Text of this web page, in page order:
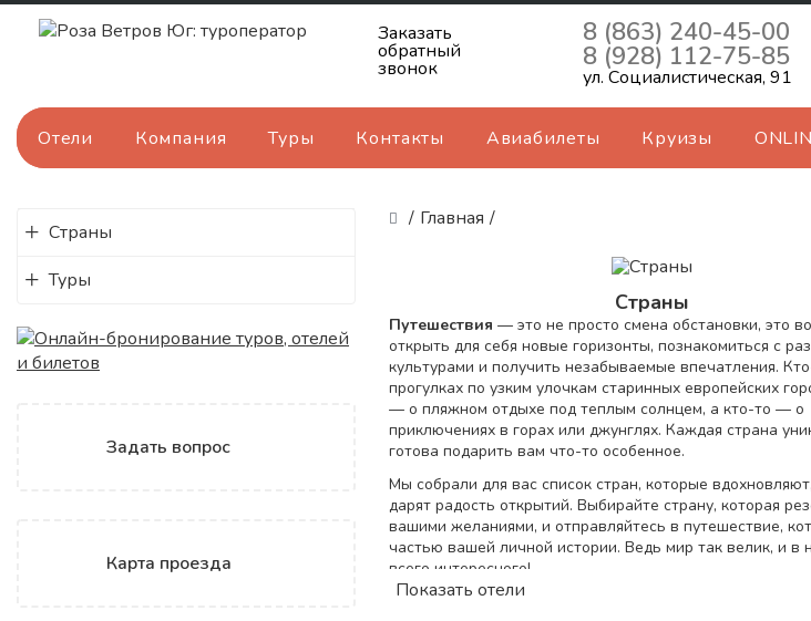
Заказать
обратный
звонок
8 (863) 240-45-00
8 (928) 112-75-85
ул. Социалистическая, 91
Отели Компания Туры Контакты Авиабилеты Круизы
/ Главная /
Страны
Туры
Задать вопрос
Карта проезда
Страны
Путешествия — это не просто смена обстановки, это
открыть для себя новые горизонты, познакомиться с
культурами и получить незабываемые впечатления.
прогулках по узким улочкам старинных европейских
— о пляжном отдыхе под теплым солнцем, а кто-то — о
приключениях в горах или джунглях. Каждая страна
готова подарить вам что-то особенное.
Мы собрали для вас список стран, которые
дарят радость открытий. Выбирайте страну, которая
вашими желаниями, и отправляйтесь в путешествие,
частью вашей личной истории. Ведь мир так велик, и в
всего интересного!
Показать отели